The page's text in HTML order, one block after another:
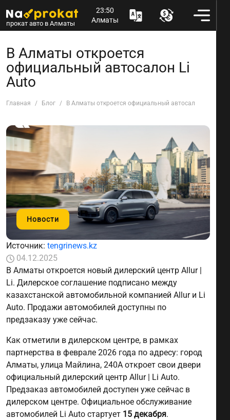
прокат авто в Алматы
23:50
Алматы
В Алматы откроется
официальный автосалон Li
Auto
Главная Блог В Алматы откроется официальный автосалон Li Auto
Новости
Источник: tengrinews.kz
04.12.2025
В Алматы откроется новый дилерский центр Allur |
Li. Дилерское соглашение подписано между
казахстанской автомобильной компанией Allur и Li
Auto. Продажи автомобилей доступны по
предзаказу уже сейчас.
Как отметили в дилерском центре, в рамках
партнерства в феврале 2026 года по адресу: город
Алматы, улица Майлина, 240А откроет свои двери
официальный дилерский центр Allur | Li Auto.
Предзаказ автомобилей доступен уже сейчас в
дилерском центре. Официальное обслуживание
автомобилей Li Auto стартует 15 декабря.